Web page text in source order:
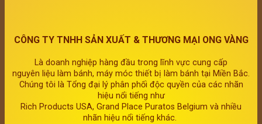
CÔNG TY TNHH SẢN XUẤT & THƯƠNG MẠI ONG VÀNG
Là doanh nghiệp hàng đầu trong lĩnh vực cung cấp
nguyên liệu làm bánh, máy móc thiết bị làm bánh tại Miền Bắc.
Chúng tôi là Tổng đại lý phân phối độc quyền của các nhãn
hiệu nổi tiếng như
Rich Products USA, Grand Place Puratos Belgium và nhiều
nhãn hiệu nổi tiếng khác.